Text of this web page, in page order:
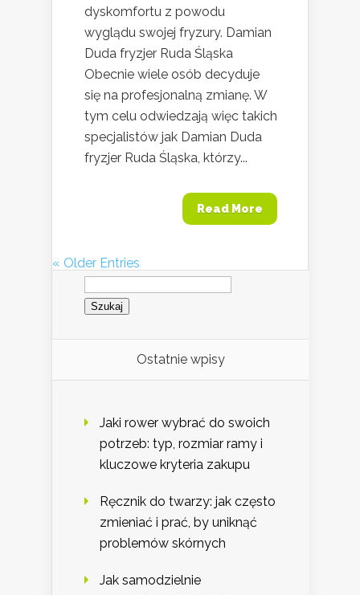
dyskomfortu z powodu
wyglądu swojej fryzury. Damian
Duda fryzjer Ruda Śląska
Obecnie wiele osób decyduje
się na profesjonalną zmianę. W
tym celu odwiedzają więc takich
specjalistów jak Damian Duda
fryzjer Ruda Śląska, którzy...
Read More
« Older Entries
Szukaj:
Ostatnie wpisy
Jaki rower wybrać do swoich
potrzeb: typ, rozmiar ramy i
kluczowe kryteria zakupu
Ręcznik do twarzy: jak często
zmieniać i prać, by uniknąć
problemów skórnych
Jak samodzielnie